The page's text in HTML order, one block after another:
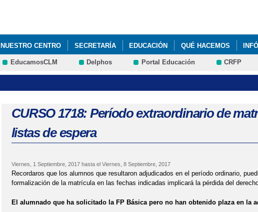
NUESTRO CENTRO SECRETARÍA EDUCACIÓN QUÉ HACEMOS
CURSO 1516: TALLER DE FÍSICA Y QUÍMICA (SEMANA CULTURAL) CURSO
CURSO 1617: TORNEO MULTIDEPORTE - UNIVERSIDAD CARLOS III (VÍDEO)
CURSO 1617: SEMANA DE LA CIENCIA EN LA ESCUELA DE ESTUDIOS
EducamosCLM Delphos Portal Educación CRFP
CURSO 1718: Período extraordinario de
listas de espera
Viernes, 1 Septiembre, 2017hasta el Viernes, 8 Septiembre, 2017
Recordaros que los alumnos que resultaron adjudicados en el período ordinario,
formalización de la matrícula en las fechas indicadas implicará la pérdida del
El alumnado que ha solicitado la FP Básica pero no han obtenido plaza en la